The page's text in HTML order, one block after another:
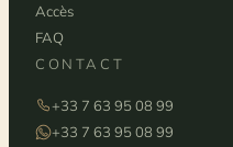
Accès
FAQ
CONTACT
+33 7 63 95 08 99
+33 7 63 95 08 99